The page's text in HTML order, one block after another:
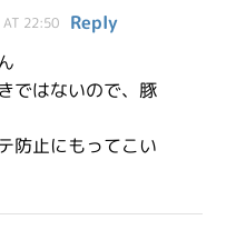
22:50
Reply
ではないので、豚
防止にもってこい